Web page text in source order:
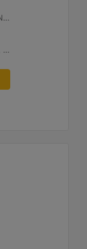
280 lb-ft @ 1360 rpm - 380 Nm @ 1360 rpm
U.S. EPA & CARB Tier 4 Final, EU Stage V